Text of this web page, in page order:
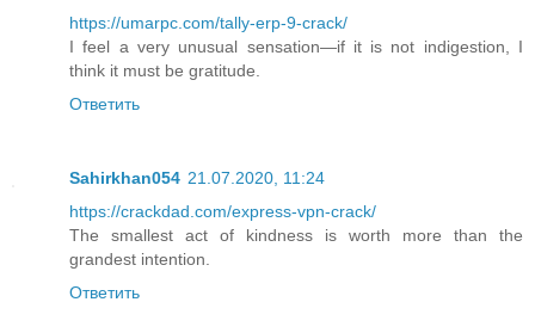
https://umarpc.com/tally-erp-9-crack/
I feel a very unusual sensation—if it is not indigestion, I
think it must be gratitude.
Ответить
Sahirkhan054 21.07.2020, 11:24
https://crackdad.com/express-vpn-crack/
The smallest act of kindness is worth more than the
grandest intention.
Ответить